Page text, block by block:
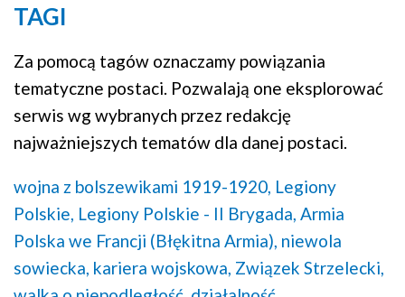
TAGI
Za pomocą tagów oznaczamy powiązania
tematyczne postaci. Pozwalają one eksplorować
serwis wg wybranych przez redakcję
najważniejszych tematów dla danej postaci.
wojna z bolszewikami 1919-1920, Legiony
Polskie, Legiony Polskie - II Brygada, Armia
Polska we Francji (Błękitna Armia), niewola
sowiecka, kariera wojskowa, Związek Strzelecki,